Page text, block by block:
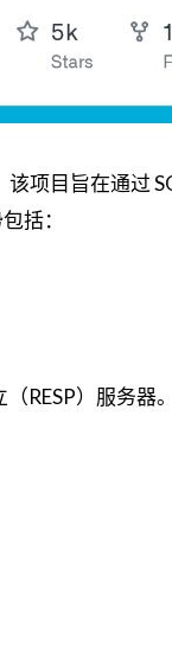
项目旨在通过
括：
RESP）服务器。